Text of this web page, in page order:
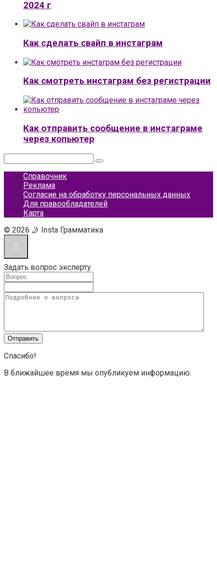
2024 г
Как сделать свайп в инстаграм
Как смотреть инстаграм без регистрации
Как отправить сообщение в инстаграме
через копьютер
Справочник
Реклама
Согласие на обработку персональных данных
Для правообладателей
Карта
© 2026 🤳 Insta Грамматика
Задать вопрос эксперту
Спасибо!
В ближайшее время мы опубликуем информацию.